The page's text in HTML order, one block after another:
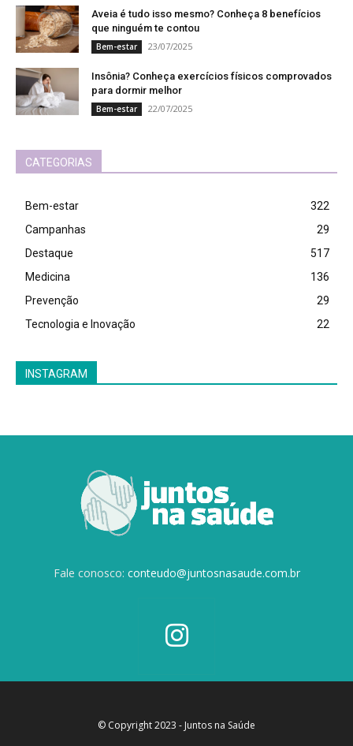
Aveia é tudo isso mesmo? Conheça 8 benefícios
que ninguém te contou
Bem-estar 23/07/2025
Insônia? Conheça exercícios físicos comprovados
para dormir melhor
Bem-estar 22/07/2025
CATEGORIAS
Bem-estar
322
Campanhas
29
Destaque
517
Medicina
136
Prevenção
29
Tecnologia e Inovação
22
INSTAGRAM
Fale conosco: conteudo@juntosnasaude.com.br
© Copyright 2023 - Juntos na Saúde